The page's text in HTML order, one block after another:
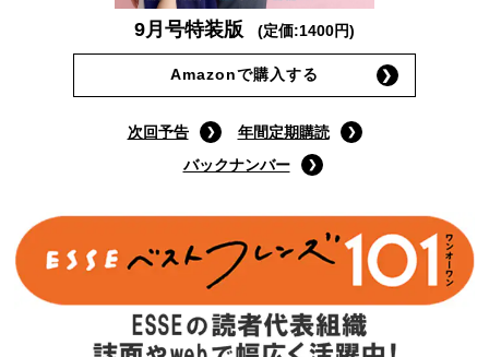
9月号特装版 (定価:1400円)
Amazonで購入する
次回予告
年間定期購読
バックナンバー